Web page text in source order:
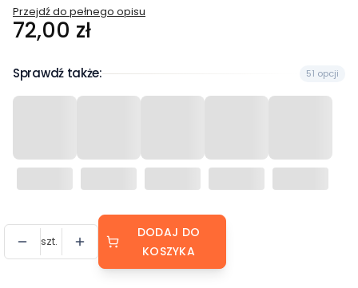
Przejdź do pełnego opisu
Cena
72,00 zł
Sprawdź także: 51 opcji
szt.
DODAJ DO
KOSZYKA